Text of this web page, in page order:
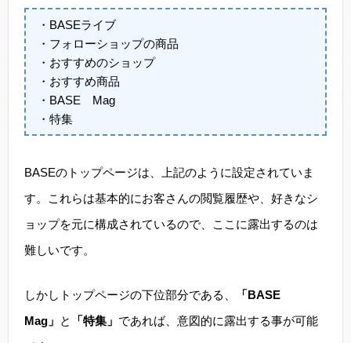
・BASEライブ
・フォローショップの商品
・おすすめのショップ
・おすすめ商品
・BASE Mag
・特集
BASEのトップページは、上記のように設定されていま
す。これらは基本的にお客さんの閲覧履歴や、好きなシ
ョップを元に構成されているので、ここに露出するのは
難しいです。
しかしトップページの下位部分である、
「BASE
Mag」 と 「特集」 であれば、意図的に露出する事が可能